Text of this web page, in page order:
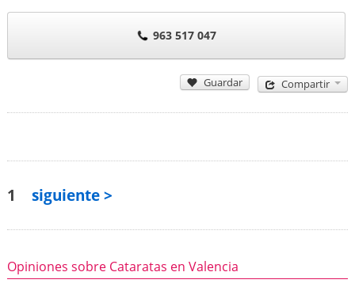
963 517 047
Guardar Compartir
1 siguiente >
Opiniones sobre Cataratas en Valencia